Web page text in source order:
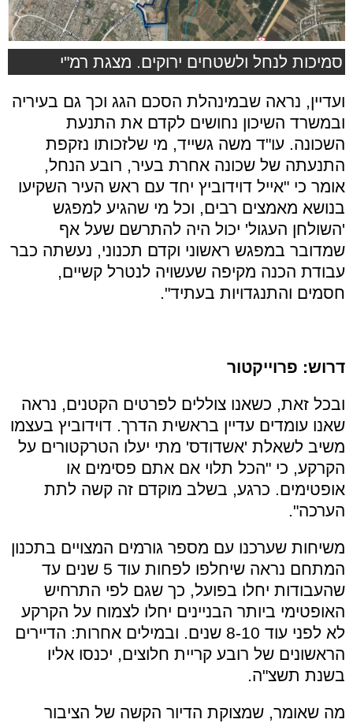
סמיכות לנחל ולשטחים ירוקים. מצגת רמ"י
ועדיין, נראה שבמינהלת הסכם הגג וכך גם בעיריה
ובמשרד השיכון נחושים לקדם את התנעת
השכונה. עו"ד משה גשייד, מי שלזכותו נזקפת
התנעתה של שכונה אחרת בעיר, רובע הנחל,
אומר כי "אייל דוידוביץ יחד עם ראש העיר השקיעו
בנושא מאמצים רבים, וכל מי שהגיע למפגש
'השולחן העגול' יכול היה להתרשם שעל אף
שמדובר במפגש ראשוני וקדם תכנוני, נעשתה כבר
עבודת הכנה מקיפה שעשויה לנטרל קשיים,
חסמים והתנגדויות בעתיד".
דרוש: פרוייקטור
ובכל זאת, כשאנו צוללים לפרטים הקטנים, נראה
שאנו עומדים עדיין בראשית הדרך. דוידוביץ בעצמו
משיב לשאלת 'אשדודס' מתי יעלו הטרקטורים על
הקרקע, כי "הכל תלוי אם אתם פסימים או
אופטימים. כרגע, בשלב מוקדם זה קשה לתת
הערכה".
משיחות שערכנו עם מספר גורמים המצויים בתכנון
המתחם נראה שיחלפו לפחות עוד 5 שנים עד
שהעבודות יחלו בפועל, כך שגם לפי התרחיש
האופטימי ביותר הבניינים יחלו לצמוח על הקרקע
לא לפני עוד 8-10 שנים. ובמילים אחרות: הדיירים
הראשונים של רובע קריית חלוצים, יכנסו אליו
בשנת תשצ"ה.
מה שאומר, שמצוקת הדיור הקשה של הציבור